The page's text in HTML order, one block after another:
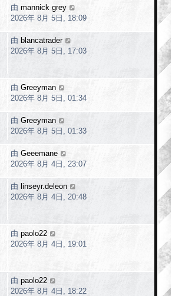
由 mannick grey
2026年 8月 5日, 18:09
由 blancatrader
2026年 8月 5日, 17:03
由 Greeyman
2026年 8月 5日, 01:34
由 Greeyman
2026年 8月 5日, 01:33
由 Geeemane
2026年 8月 4日, 23:07
由 linseyr.deleon
2026年 8月 4日, 20:48
由 paolo22
2026年 8月 4日, 19:01
由 paolo22
2026年 8月 4日, 18:22